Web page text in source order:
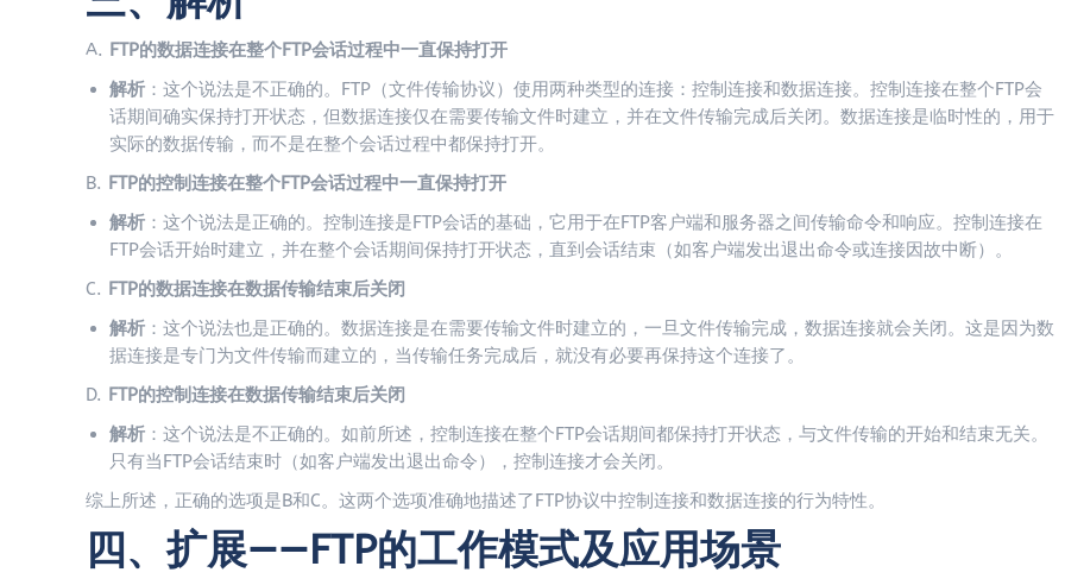
A. FTP的数据连接在整个FTP会话过程中一直保持打开
解析 ：这个说法是不正确的。FTP（文件传输协议）使用两种类型的连接：控制连接和数据连接。控制连接在整个FTP会
话期间确实保持打开状态，但数据连接仅在需要传输文件时建立，并在文件传输完成后关闭。数据连接是临时性的，用于
实际的数据传输，而不是在整个会话过程中都保持打开。
B. FTP的控制连接在整个FTP会话过程中一直保持打开
解析 ：这个说法是正确的。控制连接是FTP会话的基础，它用于在FTP客户端和服务器之间传输命令和响应。控制连接在
FTP会话开始时建立，并在整个会话期间保持打开状态，直到会话结束（如客户端发出退出命令或连接因故中断）。
C. FTP的数据连接在数据传输结束后关闭
解析 ：这个说法也是正确的。数据连接是在需要传输文件时建立的，一旦文件传输完成，数据连接就会关闭。这是因为数
据连接是专门为文件传输而建立的，当传输任务完成后，就没有必要再保持这个连接了。
D. FTP的控制连接在数据传输结束后关闭
解析 ：这个说法是不正确的。如前所述，控制连接在整个FTP会话期间都保持打开状态，与文件传输的开始和结束无关。
只有当FTP会话结束时（如客户端发出退出命令），控制连接才会关闭。
综上所述，正确的选项是B和C。这两个选项准确地描述了FTP协议中控制连接和数据连接的行为特性。
四、扩展——FTP的工作模式及应用场景